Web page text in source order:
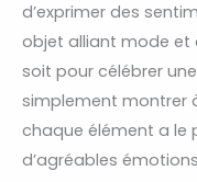
d’exprimer des
objet alliant mode et
soit pour célébrer
simplement montrer
chaque élément a le
d’agréables